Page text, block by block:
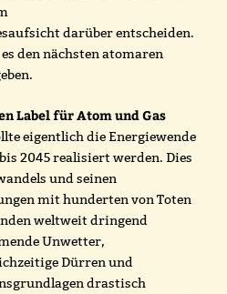
darüber entscheiden.
den nächsten atomaren
Label für Atom und Gas
eigentlich die Energiewende
2045 realisiert werden. Dies
und seinen
mit hunderten von Toten
weltweit dringend
Unwetter,
Dürren und
drastisch